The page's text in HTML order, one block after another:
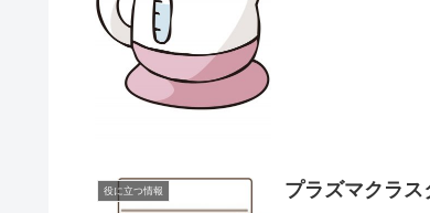
役に立つ情報 プラズマクラ